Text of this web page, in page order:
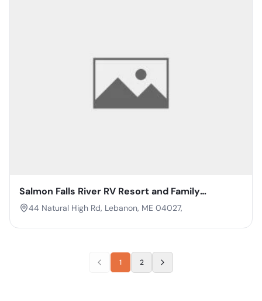
Salmon Falls River RV Resort and Family
Campground
44 Natural High Rd, Lebanon, ME 04027,
1 2